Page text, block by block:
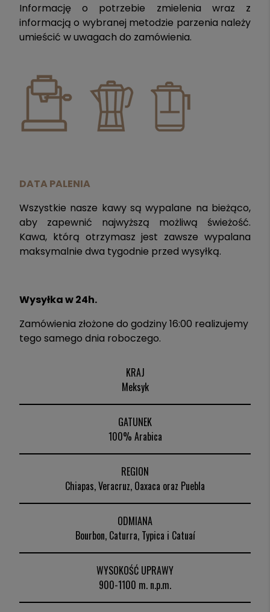
Informację o potrzebie zmielenia wraz z
informacją o wybranej metodzie parzenia należy
umieścić w uwagach do zamówienia.
DATA PALENIA
Wszystkie nasze kawy są wypalane na bieżąco,
aby zapewnić najwyższą możliwą świeżość.
Kawa, którą otrzymasz jest zawsze wypalana
maksymalnie dwa tygodnie przed wysyłką.
Wysyłka w 24h.
Zamówienia złożone do godziny 16:00 realizujemy
tego samego dnia roboczego.
KRAJ
Meksyk
GATUNEK
100% Arabica
REGION
Chiapas, Veracruz, Oaxaca oraz Puebla
ODMIANA
Bourbon, Caturra, Typica i Catuaí
WYSOKOŚĆ UPRAWY
900-1100 m. n.p.m.